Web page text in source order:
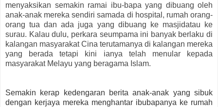
menyaksikan semakin ramai ibu-bapa yang dibuang oleh
anak-anak mereka sendiri samada di hospital, rumah orang-
orang tua dan ada juga yang dibuang ke masjidatau ke
surau. Kalau dulu, perkara seumpama ini banyak berlaku di
kalangan masyarakat Cina terutamanya di kalangan mereka
yang berada tetapi kini ianya telah menular kepada
masyarakat Melayu yang beragama Islam.
Semakin kerap kedengaran berita anak-anak yang sibuk
dengan kerjaya mereka menghantar ibubapanya ke rumah